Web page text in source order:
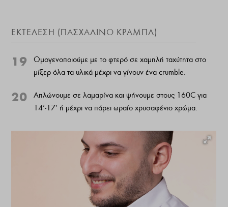
ΕΚΤΈΛΕΣΗ (ΠΑΣΧΑΛΙΝΌ ΚΡΑΜΠΛ)
19
Ομογενοποιούμε με το φτερό σε χαμηλή ταχύτητα στο
μίξερ όλα τα υλικά μέχρι να γίνουν ένα crumble.
20
Απλώνουμε σε λαμαρίνα και ψήνουμε στους 160C για
14’-17’ ή μέχρι να πάρει ωραίο χρυσαφένιο χρώμα.